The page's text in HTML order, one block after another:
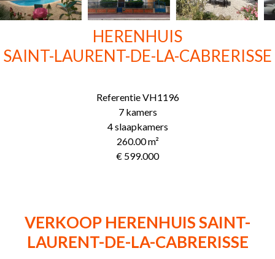
HERENHUIS
SAINT-LAURENT-DE-LA-CABRERISSE
ReferentieVH1196
7 kamers
4 slaapkamers
260.00m²
€ 599.000
VERKOOP HERENHUIS SAINT-
LAURENT-DE-LA-CABRERISSE